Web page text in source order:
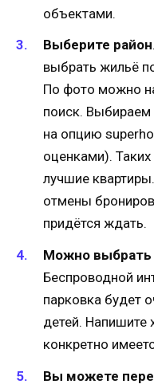
объектами.
Выберите район
выбрать жильё
По фото можно
поиск. Выбираем
на опцию
оценками).
лучшие
отмены
придётся ждать.
Можно выбрать
Беспроводной
парковка будет
детей. Напишите
конкретно
Вы можете